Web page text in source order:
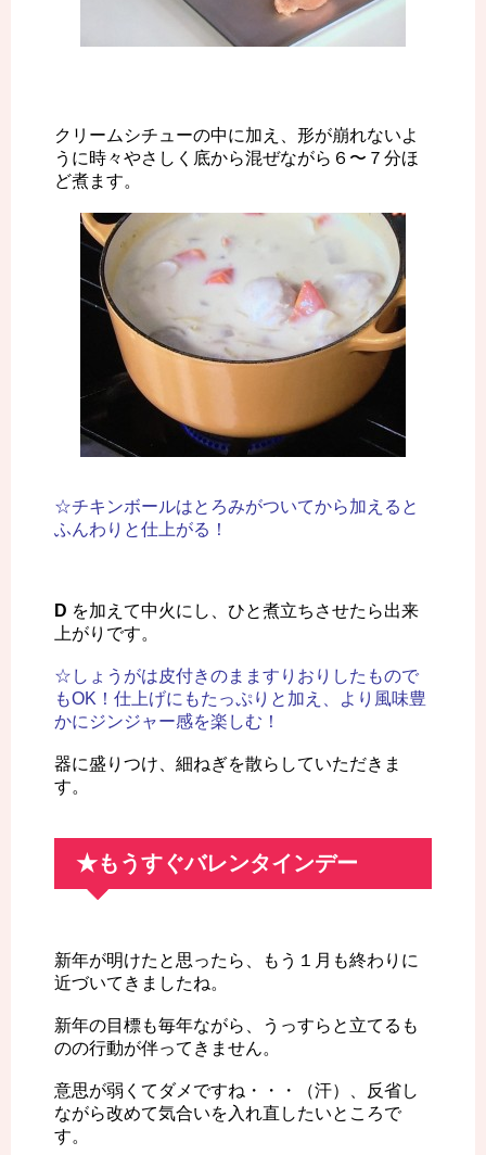
クリームシチューの中に加え、形が崩れないよ
うに時々やさしく底から混ぜながら６〜７分ほ
ど煮ます。
☆チキンボールはとろみがついてから加えると
ふんわりと仕上がる！
D を加えて中火にし、ひと煮立ちさせたら出来
上がりです。
☆しょうがは皮付きのまますりおりしたもので
もOK！仕上げにもたっぷりと加え、より風味豊
かにジンジャー感を楽しむ！
器に盛りつけ、細ねぎを散らしていただきま
す。
★もうすぐバレンタインデー
新年が明けたと思ったら、もう１月も終わりに
近づいてきましたね。
新年の目標も毎年ながら、うっすらと立てるも
のの行動が伴ってきません。
意思が弱くてダメですね・・・（汗）、反省し
ながら改めて気合いを入れ直したいところで
す。